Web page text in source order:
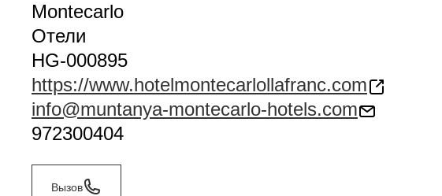
Montecarlo
Отели
HG-000895
https://www.hotelmontecarlollafranc.com
info@muntanya-montecarlo-hotels.com
972300404
Вызов